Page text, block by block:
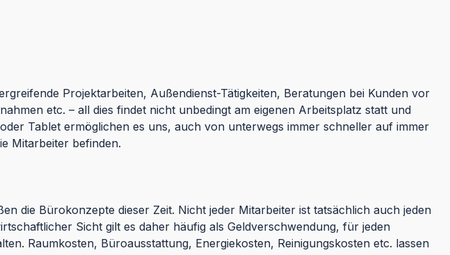
Projektarbeiten, Außendienst-Tätigkeiten, Beratungen bei Kunden vor
etc. – all dies findet nicht unbedingt am eigenen Arbeitsplatz statt und
Tablet ermöglichen es uns, auch von unterwegs immer schneller auf immer
Mitarbeiter befinden.
die Bürokonzepte dieser Zeit. Nicht jeder Mitarbeiter ist tatsächlich auch jeden
Sicht gilt es daher häufig als Geldverschwendung, für jeden
Raumkosten, Büroausstattung, Energiekosten, Reinigungskosten etc. lassen